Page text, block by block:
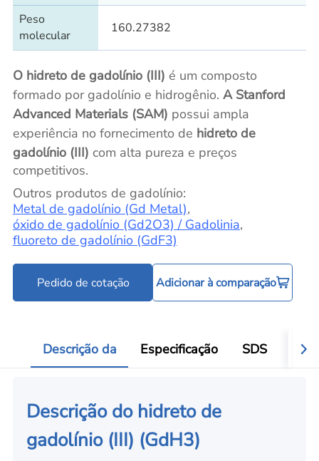
Peso
molecular
160.27382
O hidreto de gadolínio (III) é um composto
formado por gadolínio e hidrogênio. A Stanford
Advanced Materials (SAM) possui ampla
experiência no fornecimento de hidreto de
gadolínio (III) com alta pureza e preços
competitivos.
Outros produtos de gadolínio:
Metal de gadolínio (Gd Metal),
óxido de gadolínio (Gd2O3) / Gadolinia,
fluoreto de gadolínio (GdF3)
Pedido de cotação Adicionar à comparação
Descrição da Especificação SDS
Descrição do hidreto de
gadolínio (III) (GdH3)